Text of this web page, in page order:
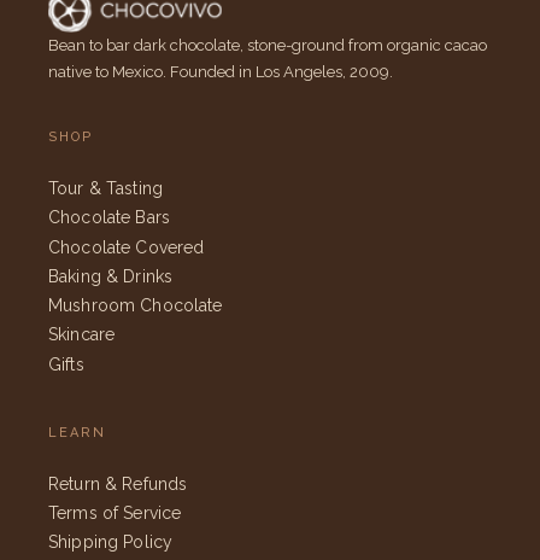
Bean to bar dark chocolate, stone-ground from organic cacao
native to Mexico. Founded in Los Angeles, 2009.
SHOP
Tour & Tasting
Chocolate Bars
Chocolate Covered
Baking & Drinks
Mushroom Chocolate
Skincare
Gifts
LEARN
Return & Refunds
Terms of Service
Shipping Policy